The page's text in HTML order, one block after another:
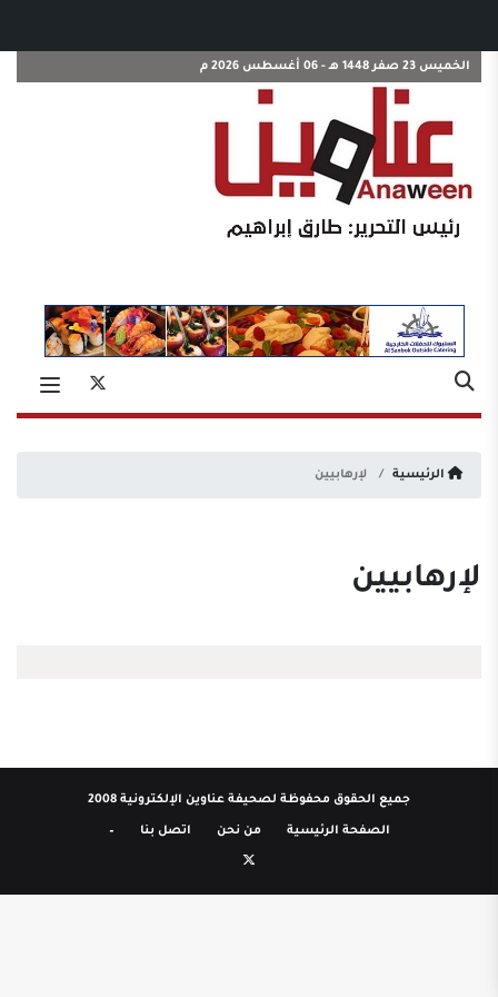
الخميس 23 صفر 1448 هـ - 06 أغسطس 2026 م
الرئيسية لإرهابيين
لإرهابيين
جميع الحقوق محفوظة لصحيفة عناوين الإلكترونية 2008
الصفحة الرئيسية من نحن اتصل بنا –